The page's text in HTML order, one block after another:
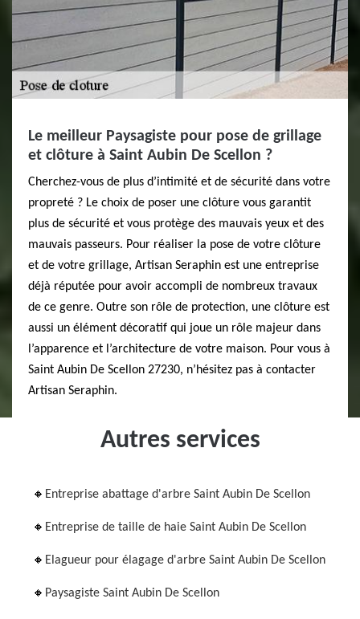
Le meilleur Paysagiste pour pose de grillage
et clôture à Saint Aubin De Scellon ?
Cherchez-vous de plus d’intimité et de sécurité dans votre
propreté ? Le choix de poser une clôture vous garantit
plus de sécurité et vous protège des mauvais yeux et des
mauvais passeurs. Pour réaliser la pose de votre clôture
et de votre grillage, Artisan Seraphin est une entreprise
déjà réputée pour avoir accompli de nombreux travaux
de ce genre. Outre son rôle de protection, une clôture est
aussi un élément décoratif qui joue un rôle majeur dans
l’apparence et l’architecture de votre maison. Pour vous à
Saint Aubin De Scellon 27230, n’hésitez pas à contacter
Artisan Seraphin.
Autres services
Entreprise abattage d'arbre Saint Aubin De Scellon
Entreprise de taille de haie Saint Aubin De Scellon
Elagueur pour élagage d'arbre Saint Aubin De Scellon
Paysagiste Saint Aubin De Scellon